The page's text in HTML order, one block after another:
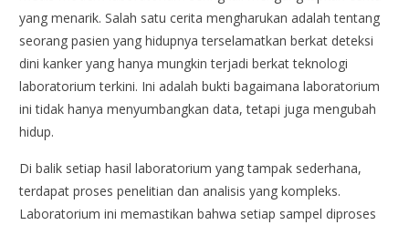
yang menarik. Salah satu cerita mengharukan adalah tentang
seorang pasien yang hidupnya terselamatkan berkat deteksi
dini kanker yang hanya mungkin terjadi berkat teknologi
laboratorium terkini. Ini adalah bukti bagaimana laboratorium
ini tidak hanya menyumbangkan data, tetapi juga mengubah
hidup.
Di balik setiap hasil laboratorium yang tampak sederhana,
terdapat proses penelitian dan analisis yang kompleks.
Laboratorium ini memastikan bahwa setiap sampel diproses